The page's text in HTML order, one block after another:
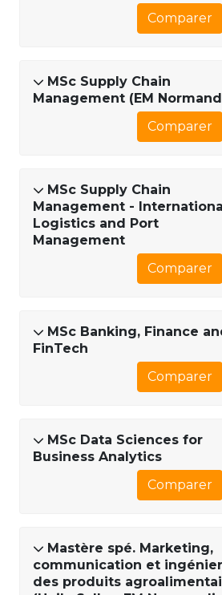
Comparer
MSc Supply Chain
Management (EM
Comparer
MSc Supply Chain
Management -
Logistics and Port
Management
Comparer
MSc Banking, Finance
FinTech
Comparer
MSc Data Sciences for
Business Analytics
Comparer
Mastère spé. Marketing,
communication et
des produits